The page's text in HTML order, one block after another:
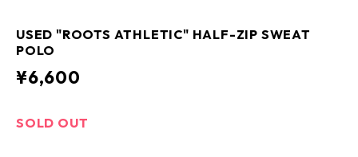
USED "ROOTS ATHLETIC" HALF-ZIP SWEAT
POLO
¥6,600
SOLD OUT